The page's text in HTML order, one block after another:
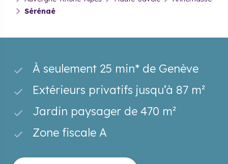
Prix & plans
Sérénaé
À seulement 25 min* de Genève
Extérieurs privatifs jusqu’à 87 m²
Jardin paysager de 470 m²
Zone fiscale A